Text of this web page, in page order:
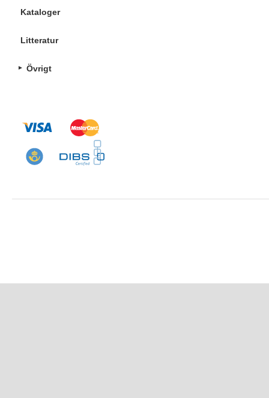
Kataloger
Litteratur
Övrigt